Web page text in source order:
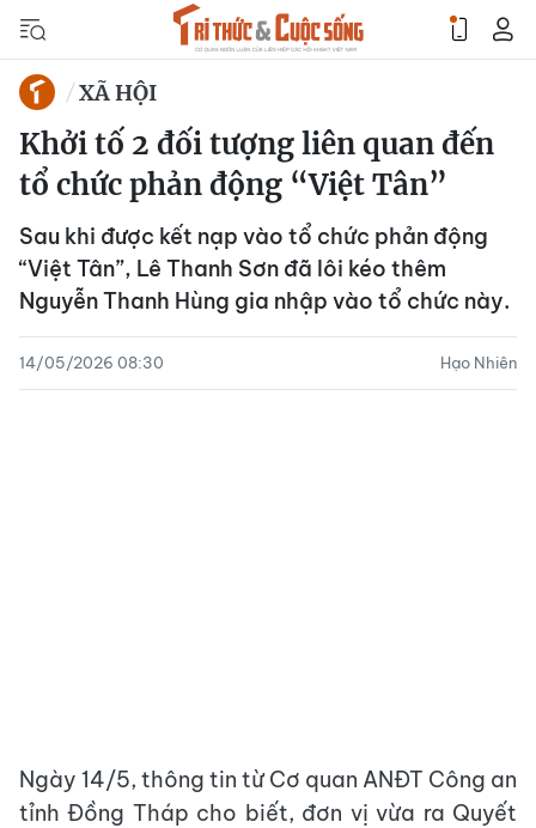
XÃ HỘI
Khởi tố 2 đối tượng liên quan đến
tổ chức phản động “Việt Tân”
Sau khi được kết nạp vào tổ chức phản động
“Việt Tân”, Lê Thanh Sơn đã lôi kéo thêm
Nguyễn Thanh Hùng gia nhập vào tổ chức này.
14/05/2026 08:30 Hạo Nhiên
Ngày 14/5, thông tin từ Cơ quan ANĐT Công an
tỉnh Đồng Tháp cho biết, đơn vị vừa ra Quyết